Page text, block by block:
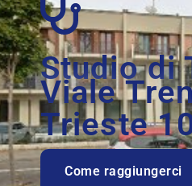
Studio di
Viale
Trieste
Come raggiungerci